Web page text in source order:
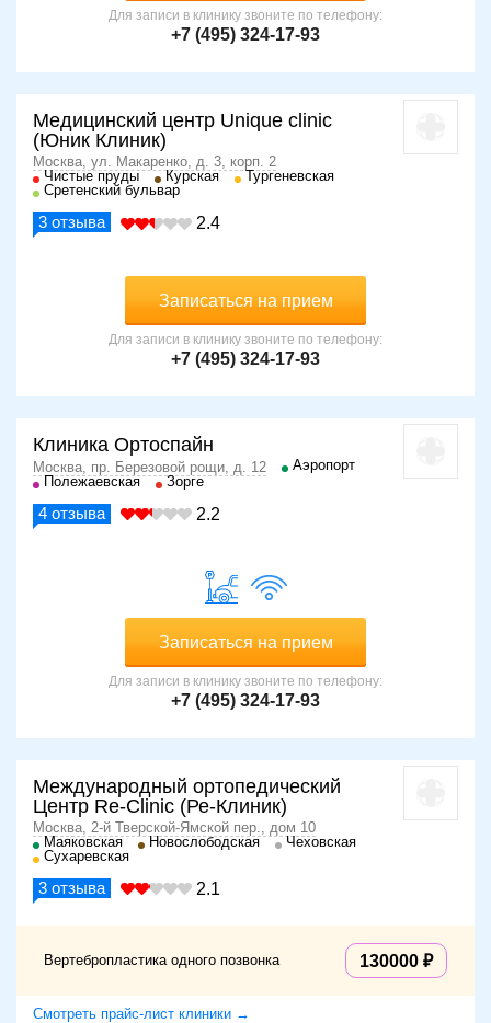
Для записи в клинику звоните по телефону:
+7 (495) 324-17-93
Медицинский центр Unique clinic
(Юник Клиник)
Москва, ул. Макаренко, д. 3, корп. 2
Чистые пруды
Курская
Тургеневская
Сретенский бульвар
3 отзыва 2.4
Записаться на прием
Для записи в клинику звоните по телефону:
+7 (495) 324-17-93
Клиника Ортоспайн
Москва, пр. Березовой рощи, д. 12
Аэропорт
Полежаевская
Зорге
4 отзыва 2.2
Записаться на прием
Для записи в клинику звоните по телефону:
+7 (495) 324-17-93
Международный ортопедический
Центр Re-Clinic (Ре-Клиник)
Москва, 2-й Тверской-Ямской пер., дом 10
Маяковская
Новослободская
Чеховская
Сухаревская
3 отзыва 2.1
Вертебропластика одного позвонка 130000
Смотреть прайс-лист клиники →